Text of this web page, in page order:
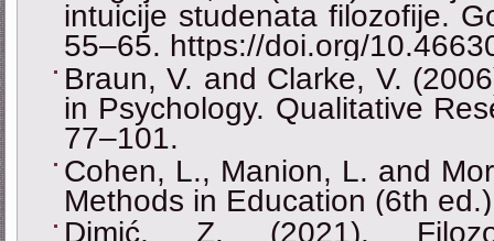
intuicije studenata filozofije.
55–65. https://doi.org/
Braun, V. and Clarke, V.
in Psychology. Qualitative
77–101.
Cohen, L., Manion, L. and
Methods in Education (6th
Dimić, Z. (2021).